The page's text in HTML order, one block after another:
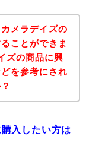
メラデイズの
ことができま
ズの商品に興
を参考にされ
入したい方は